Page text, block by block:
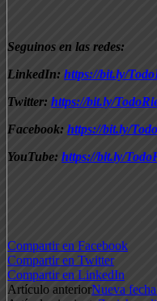
Seguinos en las redes:
LinkedIn: https://bit.ly/
Twitter: https://bit.ly/
Facebook: https://bit.ly/
YouTube: https://bit.ly/
Compartir en Facebook
Compartir en Twitter
Compartir en LinkedIn
Artículo anteriorNueva